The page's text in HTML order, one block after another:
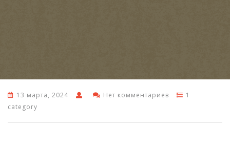
13 марта, 2024 Нет комментариев
1
category